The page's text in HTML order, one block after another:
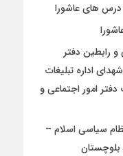
درس های عاشورا
رابطین دفتر
اداره تبلیغات
امور اجتماعی و
سیاسی اسلام –
بلوچستان